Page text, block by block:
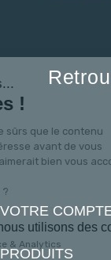
Salut c'est
les
On a attendu d'être
de ce site vous
déranger, mais on
Voici pourquoi
Mesure d'audience
VOTRE
PRODUITS